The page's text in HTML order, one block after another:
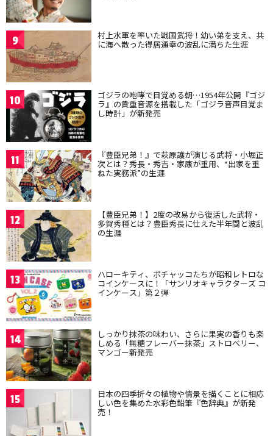
9 村上水軍を率いた戦国武将！幼い弟を支え、共
に海へ散った得居通幸の波乱に満ちた生涯
10 ゴジラの咆哮で目覚める朝…1954年公開『ゴジ
ラ』の貴重音源を搭載した「ゴジラ音声目覚ま
し時計」が新発売
11 『豊臣兄弟！』で萩原護が演じる武将・小堀正
次とは？秀長・秀吉・家康が重用、“出家を重
ねた実務派”の生涯
12 【豊臣兄弟！】2度の改易から復活した武将・
多賀秀種とは？豊臣秀長に仕えた半年間と波乱
の生涯
13 ハローキティ、ポチャッコたちが昭和レトロな
コインケースに！「サンリオキャラクターズ コ
インケース」第２弾
14 しっかり抹茶の味わい、さらに果実の香りも楽
しめる「無糖フレーバー抹茶」ストロベリー、
マンゴー新発売
15 日本の四季折々の植物や情景を描くことに相応
しい色を集めた水彩色鉛筆『色辞典』が新発
売！